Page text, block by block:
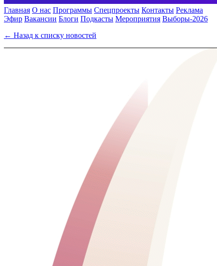
Главная О нас Программы Спецпроекты Контакты Реклама
Эфир Вакансии Блоги Подкасты Мероприятия Выборы-2026
← Назад к списку новостей